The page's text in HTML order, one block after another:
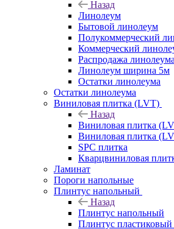
Назад
Линолеум
Бытовой линолеум
Полукоммерческий
Коммерческий
Распродажа линолеума
Линолеум ширина 5м
Остатки линолеума
Остатки линолеума
Виниловая плитка (LVT)
Назад
Виниловая плитка
Виниловая плитка
SPC плитка
Кварцвиниловая
Ламинат
Пороги напольные
Плинтус напольный
Назад
Плинтус напольный
Плинтус пластиковый